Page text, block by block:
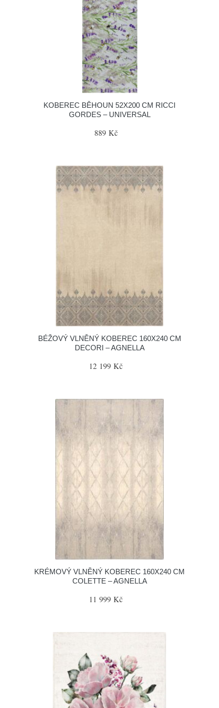
KOBEREC BĚHOUN 52X200 CM RICCI
GORDES – UNIVERSAL
889 Kč
BÉŽOVÝ VLNĚNÝ KOBEREC 160X240 CM
DECORI – AGNELLA
12 199 Kč
KRÉMOVÝ VLNĚNÝ KOBEREC 160X240 CM
COLETTE – AGNELLA
11 999 Kč